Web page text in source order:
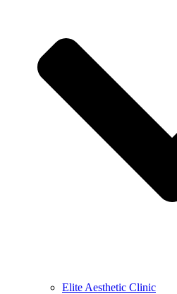
Elite Aesthetic Clinic